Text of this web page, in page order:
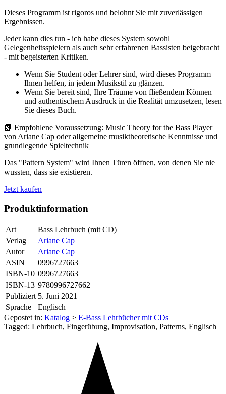
Dieses Programm ist rigoros und belohnt Sie mit zuverlässigen
Ergebnissen.
Jeder kann dies tun - ich habe dieses System sowohl
Gelegenheitsspielern als auch sehr erfahrenen Bassisten beigebracht
- mit begeisterten Kritiken.
Wenn Sie Student oder Lehrer sind, wird dieses Programm
Ihnen helfen, in jedem Musikstil zu glänzen.
Wenn Sie bereit sind, Ihre Träume von fließendem Können
und authentischem Ausdruck in die Realität umzusetzen, lesen
Sie dieses Buch.
📗 Empfohlene Voraussetzung: Music Theory for the Bass Player
von Ariane Cap oder allgemeine musiktheoretische Kenntnisse und
grundlegende Spieltechnik
Das "Pattern System" wird Ihnen Türen öffnen, von denen Sie nie
wussten, dass sie existieren.
Jetzt kaufen
Produktinformation
Art
Bass Lehrbuch (mit CD)
Verlag
Ariane Cap
Autor
Ariane Cap
ASIN
0996727663
ISBN-10 0996727663
ISBN-13 9780996727662
Publiziert 5. Juni 2021
Sprache
Englisch
Gepostet in: Katalog > E-Bass Lehrbücher mit CDs
Tagged: Lehrbuch, Fingerübung, Improvisation, Patterns, Englisch